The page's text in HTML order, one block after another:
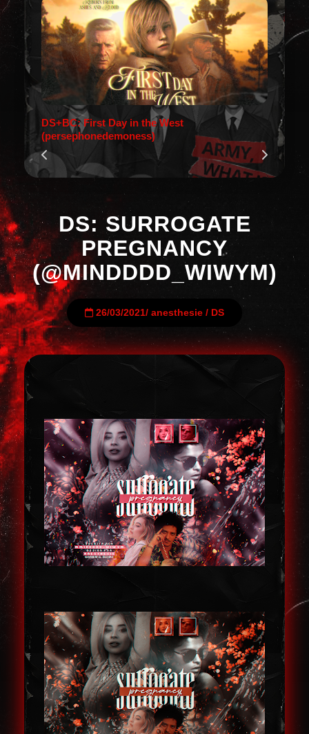
DS+BC: First Day in the West
(persephonedemoness)
DS: SURROGATE
PREGNANCY
(@MINDDDD_WIWYM)
26/03/2021/ anesthesie / DS